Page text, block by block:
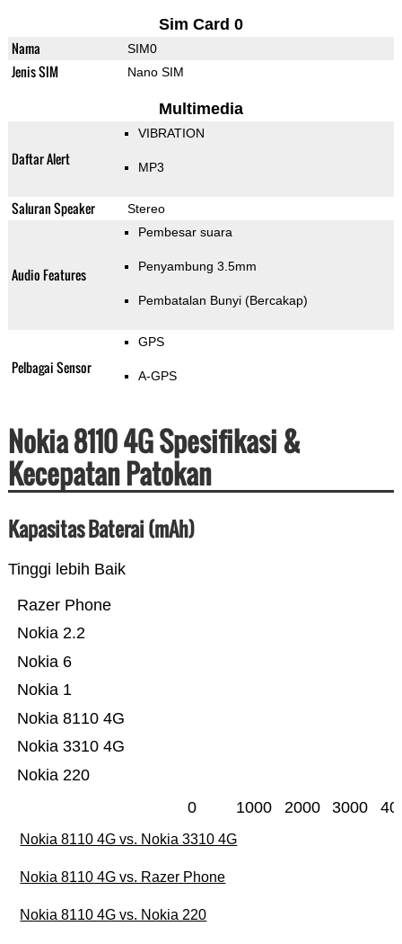
Sim Card 0
Nama SIM0
Jenis SIM Nano SIM
Multimedia
Daftar Alert
VIBRATION
MP3
Saluran Speaker Stereo
Audio Features
Pembesar suara
Penyambung 3.5mm
Pembatalan Bunyi (Bercakap)
Pelbagai Sensor
GPS
A-GPS
Nokia 8110 4G Spesifikasi &
Kecepatan Patokan
Kapasitas Baterai (mAh)
Tinggi lebih Baik
Nokia 220
Nokia 3310 4G
Nokia 8110 4G
Nokia 1
Nokia 6
Nokia 2.2
Razer Phone
0 1000 2000 3000
Nokia 8110 4G vs. Nokia 3310 4G
Nokia 8110 4G vs. Razer Phone
Nokia 8110 4G vs. Nokia 220